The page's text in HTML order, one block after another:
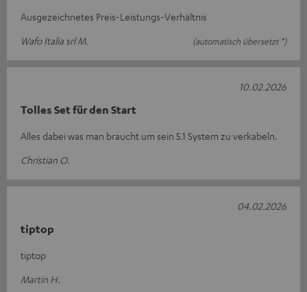
Ausgezeichnetes Preis-Leistungs-Verhältnis
Wafo Italia srl M.
(automatisch übersetzt *)
Tolles Set für den Start
Alles dabei was man braucht um sein 5.1 System zu verkabeln.
Christian O.
10.02.2026
tiptop
tiptop
Martin H.
04.02.2026